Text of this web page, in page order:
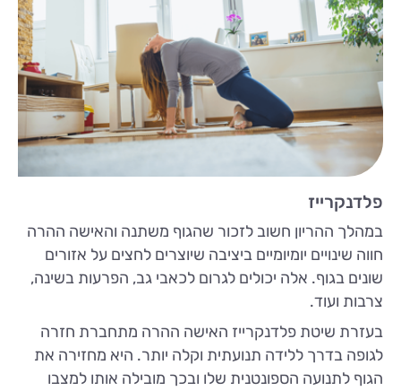
פלדנקרייז
במהלך ההריון חשוב לזכור שהגוף משתנה והאישה ההרה
חווה שינויים יומיומיים ביציבה שיוצרים לחצים על אזורים
שונים בגוף. אלה יכולים לגרום לכאבי גב, הפרעות בשינה,
צרבות ועוד.
בעזרת שיטת פלדנקרייז האישה ההרה מתחברת חזרה
לגופה בדרך ללידה תנועתית וקלה יותר. היא מחזירה את
הגוף לתנועה הספונטנית שלו ובכך מובילה אותו למצבו